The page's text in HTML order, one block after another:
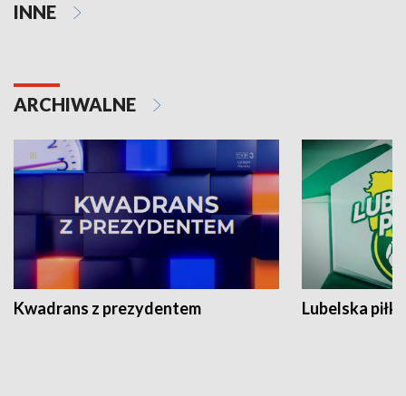
INNE
ARCHIWALNE
Kwadrans z prezydentem Lubelska piłka